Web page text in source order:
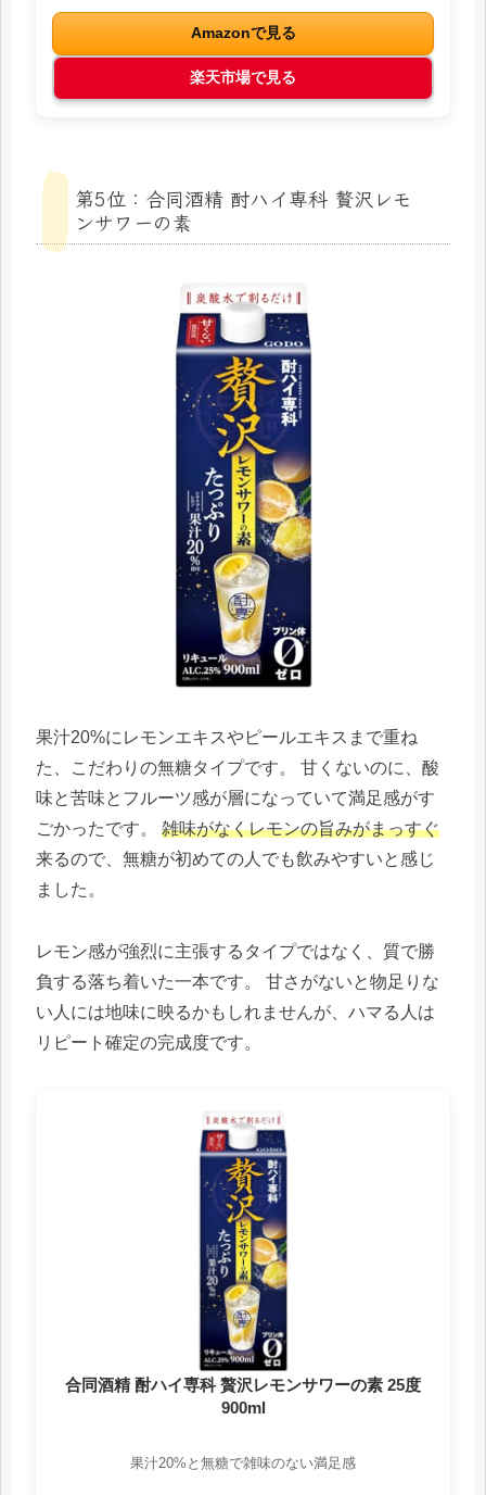
Amazonで見る
楽天市場で見る
第5位：合同酒精 酎ハイ専科 贅沢レモ
ンサワーの素
果汁20%にレモンエキスやピールエキスまで重ね
た、こだわりの無糖タイプです。 甘くないのに、酸
味と苦味とフルーツ感が層になっていて満足感がす
ごかったです。 雑味がなくレモンの旨みがまっすぐ
来るので、無糖が初めての人でも飲みやすいと感じ
ました。
レモン感が強烈に主張するタイプではなく、質で勝
負する落ち着いた一本です。 甘さがないと物足りな
い人には地味に映るかもしれませんが、ハマる人は
リピート確定の完成度です。
合同酒精 酎ハイ専科 贅沢レモンサワーの素 25度
900ml
果汁20%と無糖で雑味のない満足感